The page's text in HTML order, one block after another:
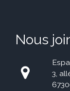
Nous
3,